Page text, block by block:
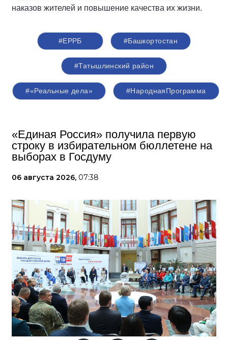
наказов жителей и повышение качества их жизни.
#ЕРРБ #Башкортостан
#Татышлинский район
#«Реальные дела» #НароднаяПрограмма
«Единая Россия» получила первую
строку в избирательном бюллетене на
выборах в Госдуму
06 августа 2026, 07:38